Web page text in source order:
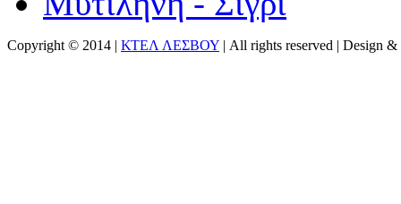
Copyright © 2014 | ΚΤΕΛ ΛΕΣΒΟΥ | All rights reserved | Design &